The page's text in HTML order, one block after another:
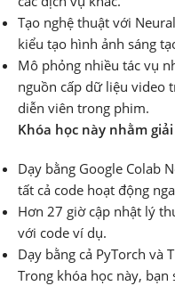
Tạo nghệ thuật với
kiểu tạo hình ảnh sáng
Mô phỏng nhiều tác vụ
nguồn cấp dữ liệu video
diễn viên trong phim.
Khóa học này nhằm
Dạy bằng Google Colab
tất cả code hoạt động
Hơn 27 giờ cập nhật lý
với code ví dụ.
Dạy bằng cả PyTorch và
Trong khóa học này,